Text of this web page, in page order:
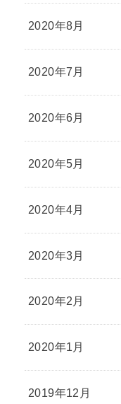
2020年8月
2020年7月
2020年6月
2020年5月
2020年4月
2020年3月
2020年2月
2020年1月
2019年12月